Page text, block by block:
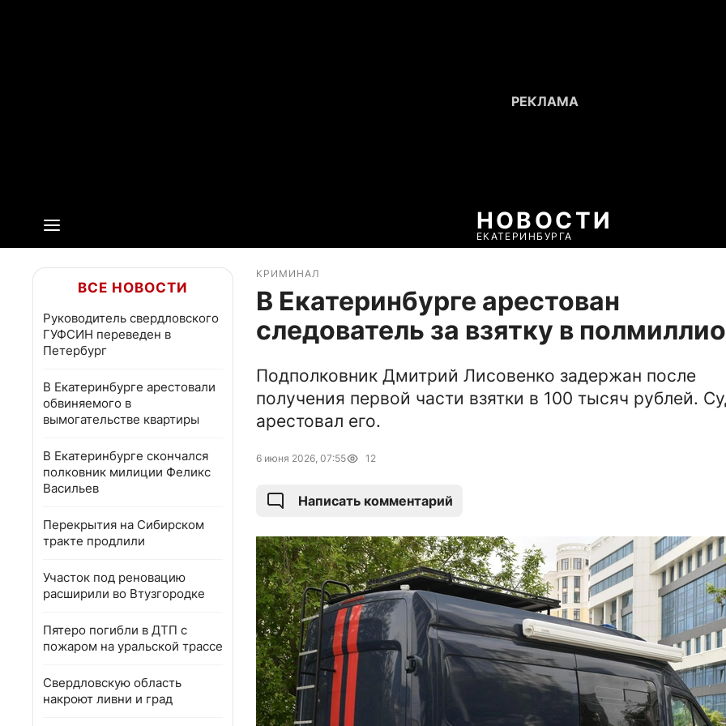
НОВОСТИ
ЕКАТЕРИНБУРГА
ВСЕ НОВОСТИ
Руководитель свердловского
ГУФСИН переведен в
Петербург
В Екатеринбурге арестовали
обвиняемого в
вымогательстве квартиры
В Екатеринбурге скончался
полковник милиции Феликс
Васильев
Перекрытия на Сибирском
тракте продлили
Участок под реновацию
расширили во Втузгородке
Пятеро погибли в ДТП с
пожаром на уральской трассе
Свердловскую область
накроют ливни и град
КРИМИНАЛ
В Екатеринбурге арестован
следователь за взятку в
Подполковник Дмитрий Лисовенко задержан после
получения первой части взятки в 100 тысяч рублей.
арестовал его.
6 июня 2026, 07:55 12
Написать комментарий